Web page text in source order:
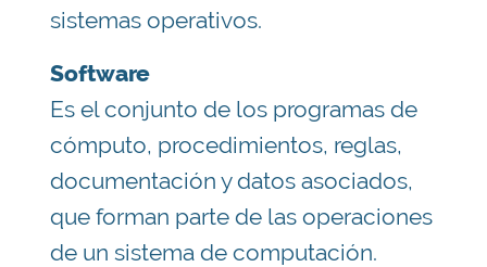
sistemas operativos.
Software
Es el conjunto de los programas de
cómputo, procedimientos, reglas,
documentación y datos asociados,
que forman parte de las operaciones
de un sistema de computación.